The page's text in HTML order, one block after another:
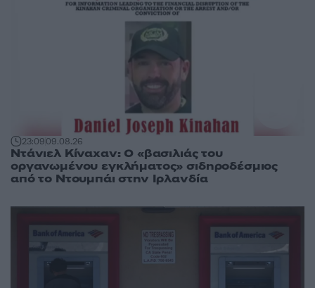
23:0909.08.26
Ντάνιελ Κίναχαν: Ο «βασιλιάς του
οργανωμένου εγκλήματος» σιδηροδέσμιος
από το Ντουμπάι στην Ιρλανδία